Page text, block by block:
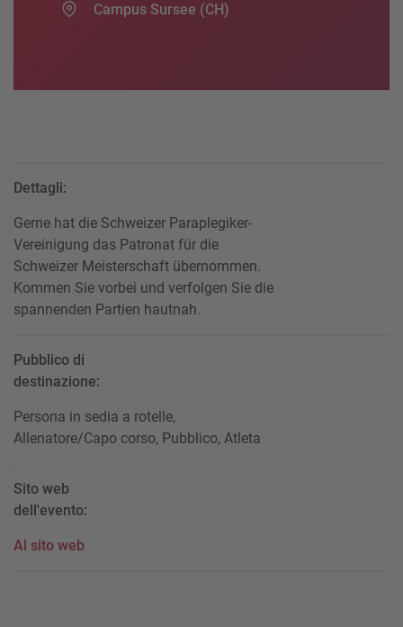
Campus Sursee (CH)
Dettagli:
Gerne hat die Schweizer Paraplegiker-
Vereinigung das Patronat für die
Schweizer Meisterschaft übernommen.
Kommen Sie vorbei und verfolgen Sie die
spannenden Partien hautnah.
Pubblico di
destinazione:
Persona in sedia a rotelle,
Allenatore/Capo corso, Pubblico, Atleta
Sito web
dell'evento:
Al sito web